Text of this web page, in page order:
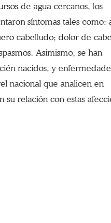
de agua cercanos, los
síntomas tales como:
cabelludo; dolor de
Asimismo, se han
nacidos, y
nacional que analicen en
relación con estas